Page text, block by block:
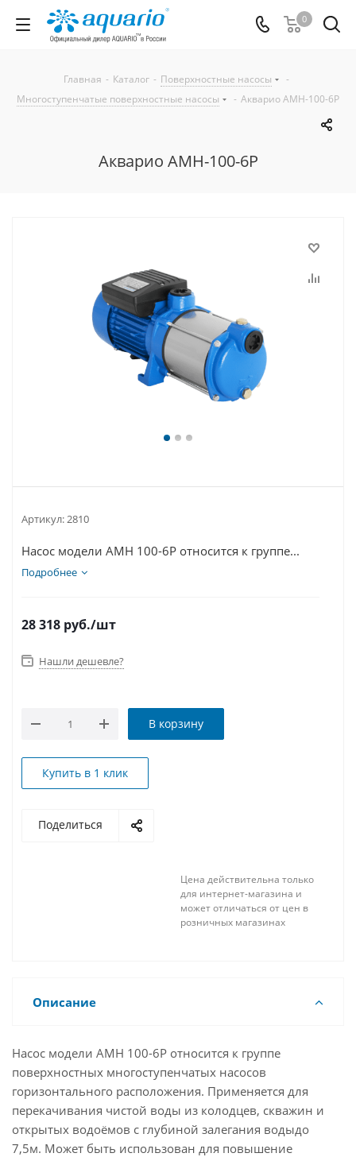
0
Главная - Каталог - Поверхностные насосы
-
Многоступенчатые поверхностные насосы
- Акварио AMH-100-6P
Акварио AMH-100-6P
Артикул:2810
Насос модели AMH 100-6P относится к группе...
Подробнее
28 318 руб./шт
Нашли дешевле?
В корзину
Купить в 1 клик
Поделиться
Цена действительна только
для интернет-магазина и
может отличаться от цен в
розничных магазинах
Описание
Насос модели AMH 100-6P относится к группе
поверхностных многоступенчатых насосов
горизонтального расположения. Применяется для
перекачивания чистой воды из колодцев, скважин и
открытых водоёмов с глубиной залегания водыдо
7,5м. Может быть использован для повышение